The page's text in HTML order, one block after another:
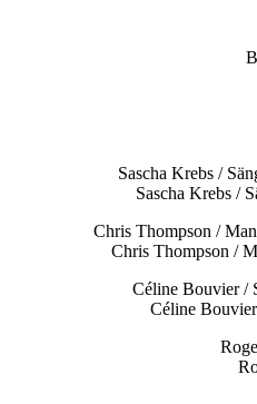
Sascha Krebs /
Chris Thompson /
Céline